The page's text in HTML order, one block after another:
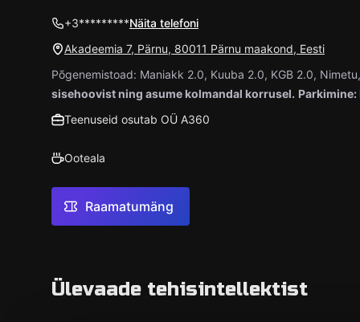
+3*********Näita telefoni
Akadeemia 7, Pärnu, 80011 Pärnu maakond, Eesti
Põgenemistoad: Maniakk 2.0, Kuuba 2.0, KGB 2.0,
sisehoovist ning asume kolmandal korrusel. Parkimine:
Teenuseid osutab OÜ A360
Ooteala
Raamatumäng
Ülevaade tehisintellektist